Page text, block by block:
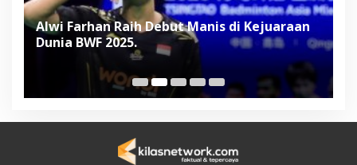
Alwi Farhan Raih Debut Manis di Kejuaraan
Dunia BWF 2025.